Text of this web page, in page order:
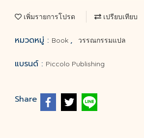
เพิ่มรายการโปรด เปรียบเทียบ
หมวดหมู่ : Book , วรรณกรรมแปล
แบรนด์ : Piccolo Publishing
Share